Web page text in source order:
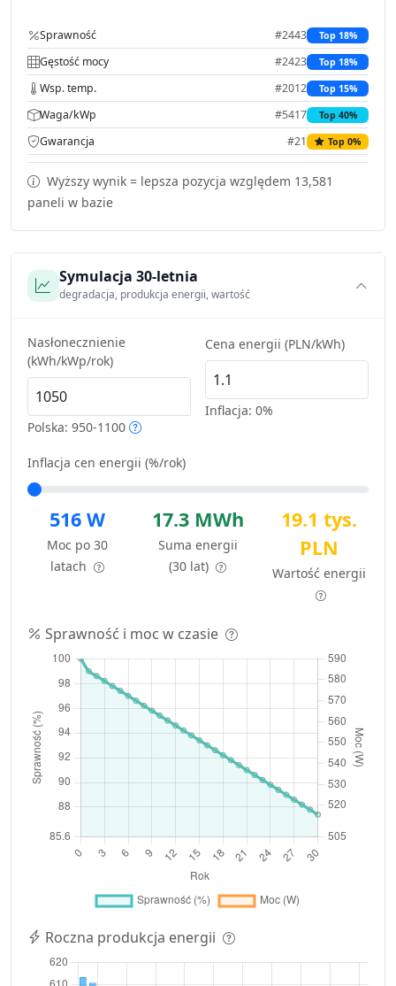
Sprawność #2443 Top 18%
Gęstość mocy #2423 Top 18%
Wsp. temp. #2012 Top 15%
Waga/kWp #5417 Top 40%
Gwarancja #21 Top 0%
Wyższy wynik = lepsza pozycja względem 13,581
paneli w bazie
Symulacja 30-letnia
degradacja, produkcja energii, wartość
Nasłonecznienie
(kWh/kWp/rok)
Polska: 950-1100
Cena energii (PLN/kWh)
Inflacja: 0%
Inflacja cen energii (%/rok)
516 W
Moc po 30
latach
17.3 MWh
Suma energii
(30 lat)
19.1 tys.
PLN
Wartość energii
Sprawność i moc w czasie
Roczna produkcja energii